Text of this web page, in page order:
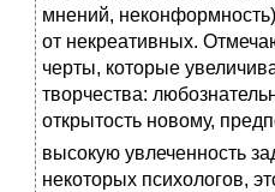
мнений,
от некреативных.
черты, которые
творчества:
открытость новому,
высокую увлеченность
некоторых психологов,